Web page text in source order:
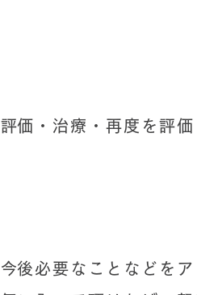
評価・治療・再度を評
今後必要なことなどを